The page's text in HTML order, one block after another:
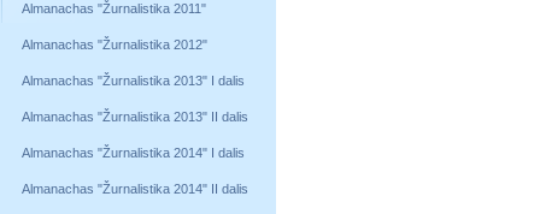
Almanachas "Žurnalistika 2011"
Almanachas "Žurnalistika 2012"
Almanachas "Žurnalistika 2013" I dalis
Almanachas "Žurnalistika 2013" II dalis
Almanachas "Žurnalistika 2014" I dalis
Almanachas "Žurnalistika 2014" II dalis